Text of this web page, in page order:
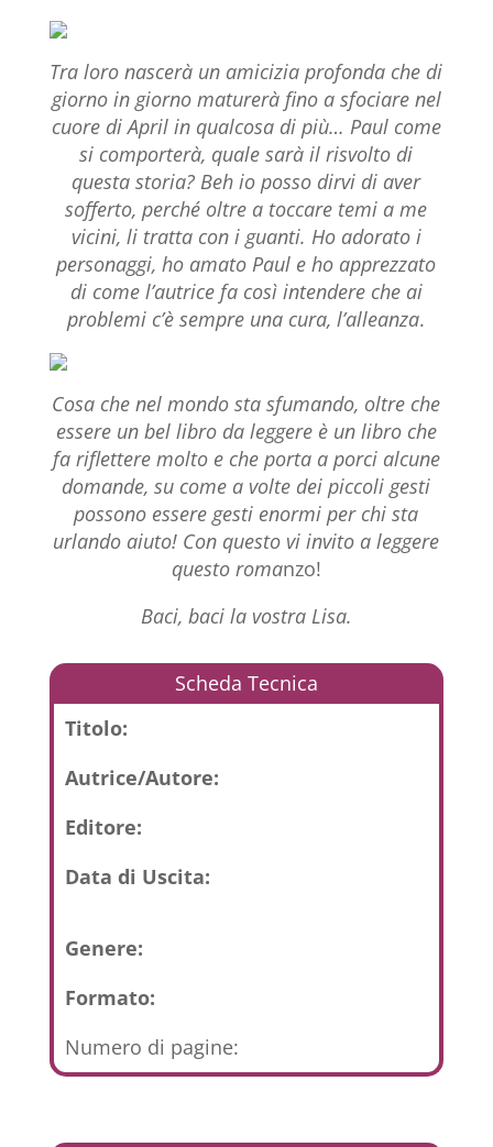
Tra loro nascerà un amicizia profonda che di
giorno in giorno maturerà fino a sfociare nel
cuore di April in qualcosa di più… Paul come
si comporterà, quale sarà il risvolto di
questa storia? Beh io posso dirvi di aver
sofferto, perché oltre a toccare temi a me
vicini, li tratta con i guanti. Ho adorato i
personaggi, ho amato Paul e ho apprezzato
di come l’autrice fa così intendere che ai
problemi c’è sempre una cura, l’alleanza.
Cosa che nel mondo sta sfumando, oltre che
essere un bel libro da leggere è un libro che
fa riflettere molto e che porta a porci alcune
domande, su come a volte dei piccoli gesti
possono essere gesti enormi per chi sta
urlando aiuto! Con questo vi invito a leggere
questo romanzo!
Baci, baci la vostra Lisa.
Scheda Tecnica
Titolo:
Autrice/Autore:
Editore:
Data di Uscita:
Genere:
Formato:
Numero di pagine: